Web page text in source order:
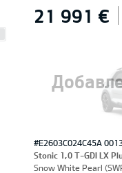
21 991 €
#E2603C024C45A
Stonic 1,0 T-GDI LX
Snow White Pearl